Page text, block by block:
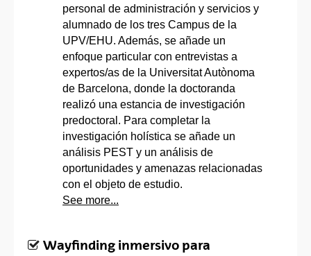
personal de administración y servicios y
alumnado de los tres Campus de la
UPV/EHU. Además, se añade un
enfoque particular con entrevistas a
expertos/as de la Universitat Autònoma
de Barcelona, donde la doctoranda
realizó una estancia de investigación
predoctoral. Para completar la
investigación holística se añade un
análisis PEST y un análisis de
oportunidades y amenazas relacionadas
con el objeto de estudio.
See more...
Wayfinding inmersivo para